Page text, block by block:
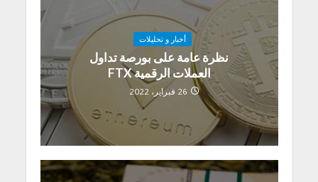
أخبار و تحليلات
نظرة عامة على بورصة تداول
العملات الرقمية FTX
26 فبراير، 2022